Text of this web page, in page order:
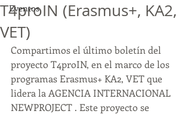
Eventos
T4proIN (Erasmus+, KA2,
VET)
Compartimos el último boletín del
proyecto T4proIN, en el marco de los
programas Erasmus+ KA2, VET que
lidera la AGENCIA INTERNACIONAL
NEWPROJECT . Este proyecto se